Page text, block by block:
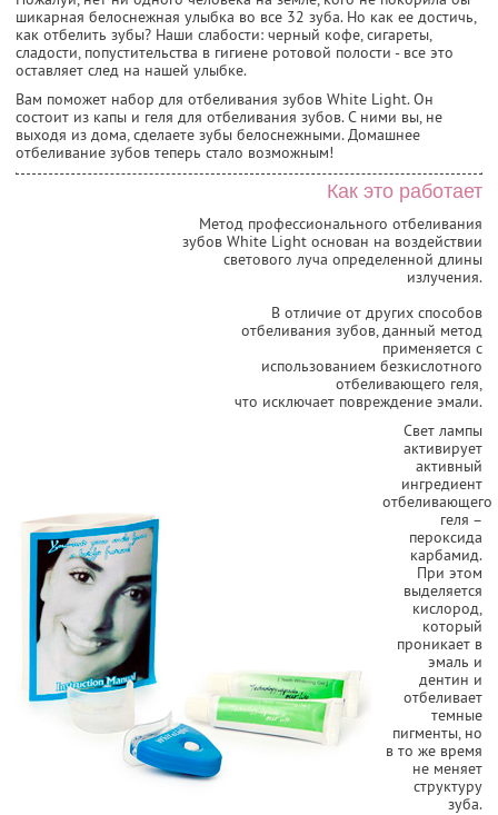
шикарная белоснежная улыбка во все 32 зуба. Но как ее достичь,
как отбелить зубы? Наши слабости: черный кофе, сигареты,
сладости, попустительства в гигиене ротовой полости - все это
оставляет след на нашей улыбке.
Вам поможет набор для отбеливания зубов White Light. Он
состоит из капы и геля для отбеливания зубов. С ними вы, не
выходя из дома, сделаете зубы белоснежными. Домашнее
отбеливание зубов теперь стало возможным!
Как это работает
Метод профессионального отбеливания
зубов White Light основан на воздействии
светового луча определенной длины
излучения.
В отличие от других способов
отбеливания зубов, данный метод
применяется с
использованием безкислотного
отбеливающего геля,
что исключает повреждение эмали.
Свет лампы
активирует
активный
ингредиент
отбеливающего
геля –
пероксида
карбамид.
При этом
выделяется
кислород,
который
проникает в
эмаль и
дентин и
отбеливает
темные
пигменты, но
в то же время
не меняет
структуру
зуба.